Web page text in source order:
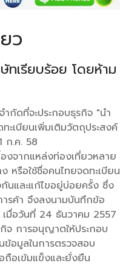
ว
ทเรียบร้อย โดยห้าม
กัดที่จะประกอบธุรกิจ "นำ
เบียนเพิ่มเติมวัตถุประสงค์
ก.ค. 58
งจากแหล่งท่องเที่ยวหลาย
หรือใช้ชื่อคนไทยจดทะเบียน
นและแก้ไขอยู่บ่อยครั้ง ซึ่ง
รค้า จึงลงนามบันทึกข้อ
มื่อวันที่ 24 ธันวาคม 2557
จ การอนุญาตให้ประกอบ
ข้อมูลในการตรวจสอบ
อเข้มแข็งและยั่งยืน